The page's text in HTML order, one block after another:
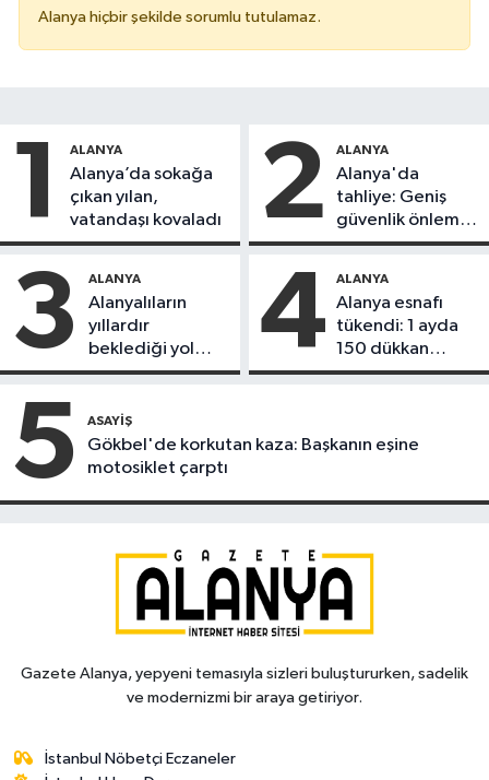
Alanya hiçbir şekilde sorumlu tutulamaz.
1 ALANYA
Alanya’da sokağa
çıkan yılan,
vatandaşı kovaladı
2 ALANYA
Alanya'da
tahliye: Geniş
güvenlik önlemi
alındı
3 ALANYA
Alanyalıların
yıllardır
beklediği yol
askıdan döndü
4 ALANYA
Alanya esnafı
tükendi: 1 ayda
150 dükkan
kapandı
5 ASAYIŞ
Gökbel'de korkutan kaza: Başkanın eşine
motosiklet çarptı
Gazete Alanya, yepyeni temasıyla sizleri buluştururken, sadelik
ve modernizmi bir araya getiriyor.
İstanbul Nöbetçi Eczaneler